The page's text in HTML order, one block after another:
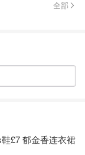
全部
£7 郁金香连衣裙